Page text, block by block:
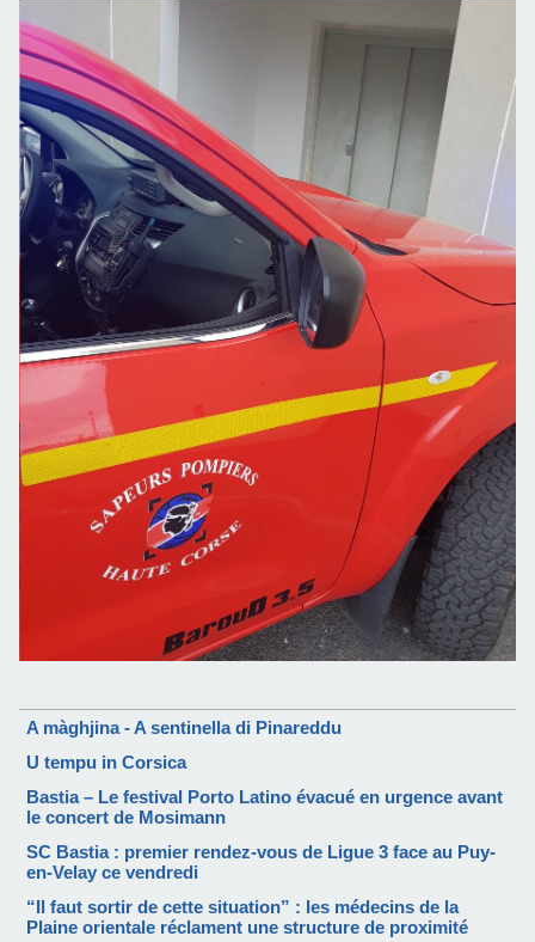
A màghjina - A sentinella di Pinareddu
U tempu in Corsica
Bastia – Le festival Porto Latino évacué en urgence avant
le concert de Mosimann
SC Bastia : premier rendez-vous de Ligue 3 face au Puy-
en-Velay ce vendredi
“Il faut sortir de cette situation” : les médecins de la
Plaine orientale réclament une structure de proximité